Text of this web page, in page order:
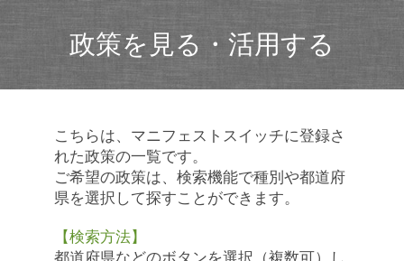
政策を見る・活用する
こちらは、マニフェストスイッチに登録さ
れた政策の一覧です。
ご希望の政策は、検索機能で種別や都道府
県を選択して探すことができます。
【検索方法】